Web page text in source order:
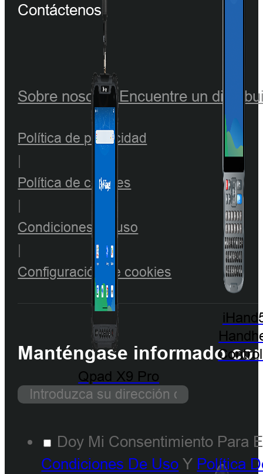
Qpad X9 Pro
Contáctenos
Sobre nosotrosEncuentre un
Política de privacidad
Política de cookies
Condiciones de uso
Configuración de cookies
Manténgase informado
Doy Mi Consentimiento Para
Condiciones De Uso Y Política